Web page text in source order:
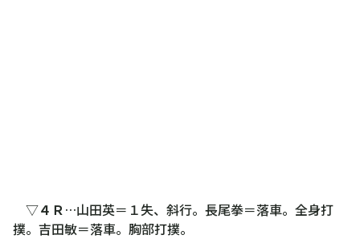
▽４Ｒ …山田英＝１失、斜行。長尾拳＝落車。全身打
撲。吉田敏＝落車。胸部打撲。